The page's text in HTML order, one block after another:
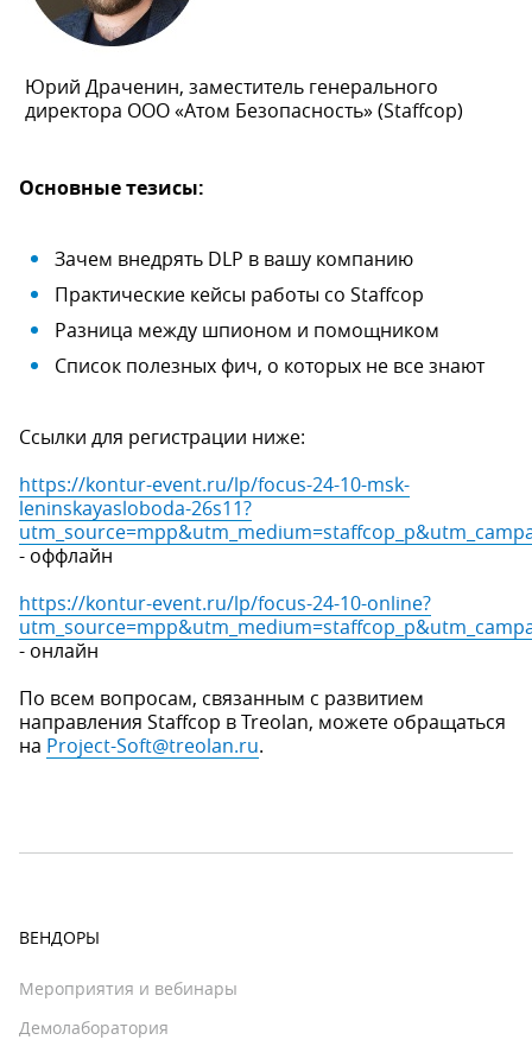
Юрий Драченин, заместитель генерального
директора ООО «Атом Безопасность» (Staffcop)
Основные тезисы:
Зачем внедрять DLP в вашу компанию
Практические кейсы работы со Staffcop
Разница между шпионом и помощником
Список полезных фич, о которых не все знают
Ссылки для регистрации ниже:
https://kontur-event.ru/lp/focus-24-10-msk-
leninskayasloboda-26s11?
- оффлайн
https://kontur-event.ru/lp/focus-24-10-online?
- онлайн
По всем вопросам, связанным с развитием
направления Staffcop в Treolan, можете обращаться
на Project-Soft@treolan.ru.
ВЕНДОРЫ
Мероприятия и вебинары
Демолаборатория